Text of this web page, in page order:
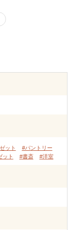
ット
#パントリー
ット #書斎 #洋室